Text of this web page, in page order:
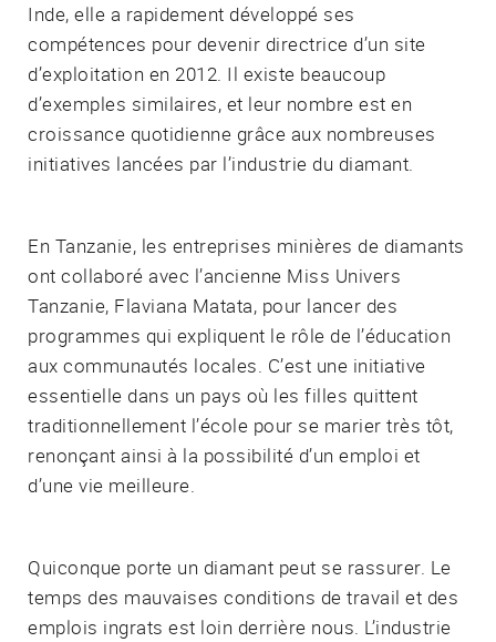
Inde, elle a rapidement développé ses
compétences pour devenir directrice d’un site
d’exploitation en 2012. Il existe beaucoup
d’exemples similaires, et leur nombre est en
croissance quotidienne grâce aux nombreuses
initiatives lancées par l’industrie du diamant.
En Tanzanie, les entreprises minières de diamants
ont collaboré avec l’ancienne Miss Univers
Tanzanie, Flaviana Matata, pour lancer des
programmes qui expliquent le rôle de l’éducation
aux communautés locales. C’est une initiative
essentielle dans un pays où les filles quittent
traditionnellement l’école pour se marier très tôt,
renonçant ainsi à la possibilité d’un emploi et
d’une vie meilleure.
Quiconque porte un diamant peut se rassurer. Le
temps des mauvaises conditions de travail et des
emplois ingrats est loin derrière nous. L’industrie